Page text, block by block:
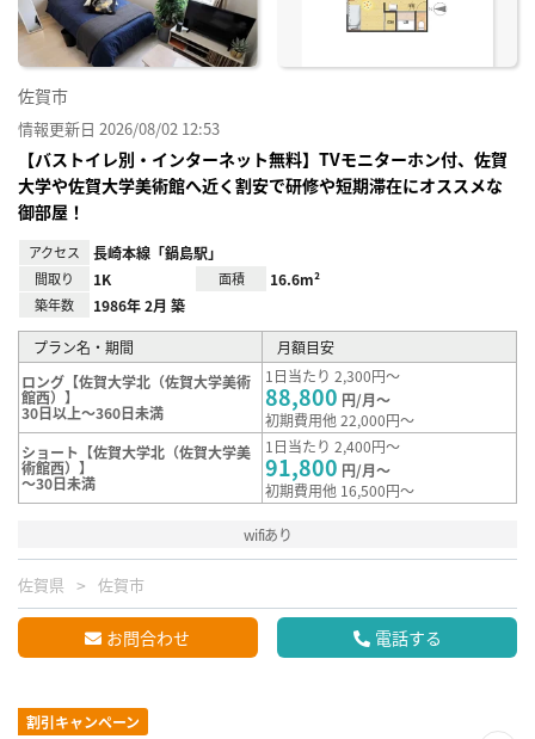
佐賀市
情報更新日 2026/08/02 12:53
【バストイレ別・インターネット無料】TVモニターホン付、佐賀
大学や佐賀大学美術館へ近く割安で研修や短期滞在にオススメな
御部屋！
アクセス 長崎本線「鍋島駅」
間取り 1K 面積 16.6m²
築年数 1986年 2月 築
プラン名・期間
月額目安
ロング【佐賀大学北（佐賀大学美術
館西）】
30日以上～360日未満
1日当たり 2,300円～
88,800 円/月～
初期費用他 22,000円～
ショート【佐賀大学北（佐賀大学美
術館西）】
～30日未満
1日当たり 2,400円～
91,800 円/月～
初期費用他 16,500円～
wifiあり
佐賀県 佐賀市
お問合わせ 電話する
割引キャンペーン